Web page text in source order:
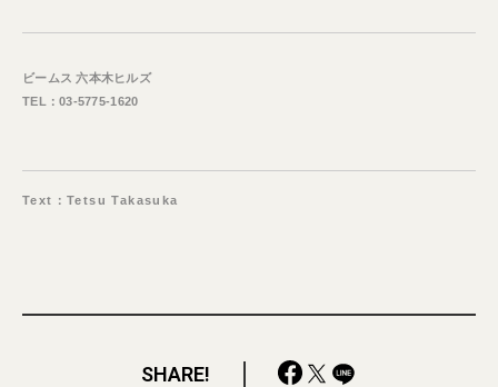
ビームス 六本木ヒルズ
TEL：03-5775-1620
Text：Tetsu Takasuka
SHARE!